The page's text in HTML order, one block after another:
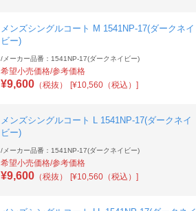
メンズシングルコート M 1541NP-17(ダークネイ
ビー)
/ メーカー品番：1541NP-17(ダークネイビー)
希望小売価格/参考価格
¥9,600 （税抜） [¥10,560（税込）]
メンズシングルコート L 1541NP-17(ダークネイ
ビー)
/ メーカー品番：1541NP-17(ダークネイビー)
希望小売価格/参考価格
¥9,600 （税抜） [¥10,560（税込）]